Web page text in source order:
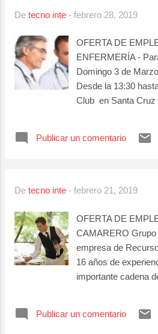
http://
sueltos
De tecno inte - febrero 28, 2019
OFERTA DE
ENFERMERÍA -
Domingo 3 de
Desde la 13:30
Club en Santa Cruz
Publicar un comentario
De tecno inte - febrero 21, 2019
OFERTA DE
CAMARERO
empresa de
16 años de
importante cadena
Atender y servir a
Publicar un comentario